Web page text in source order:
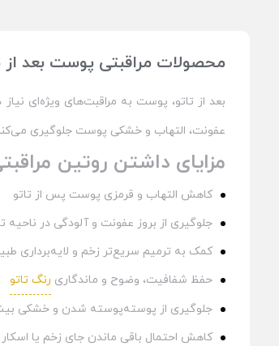
محصولات مراقبتی پوست بعد از
بعد از تاتو، پوست به مراقبت‌های ویژه‌ای
عفونت، التهاب و خشکی پوست جلوگیری
مزایای داشتن روتین
کاهش التهاب و قرمزی پوست پس از تاتو
جلوگیری از بروز عفونت و آلودگی در ناحیه
کمک به ترمیم سریع‌تر زخم و لایه‌برداری
حفظ شفافیت، وضوح و ماندگاری رنگ تاتو
جلوگیری از پوسته‌پوسته شدن و خشکی
کاهش احتمال باقی ماندن جای زخم یا اسکار